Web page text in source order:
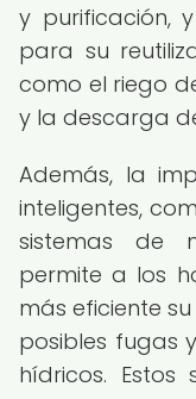
y purificación,
para su
como el riego
y la descarga
Además, la
inteligentes,
sistemas de
permite a los
más eficiente
posibles fugas
hídricos. Estos